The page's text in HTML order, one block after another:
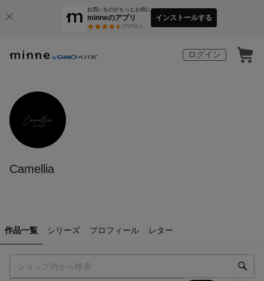
お買いものがもっとお得に
minneのアプリ
3万件以上
インストールする
ログイン
Camellia
作品一覧 シリーズ プロフィール レター